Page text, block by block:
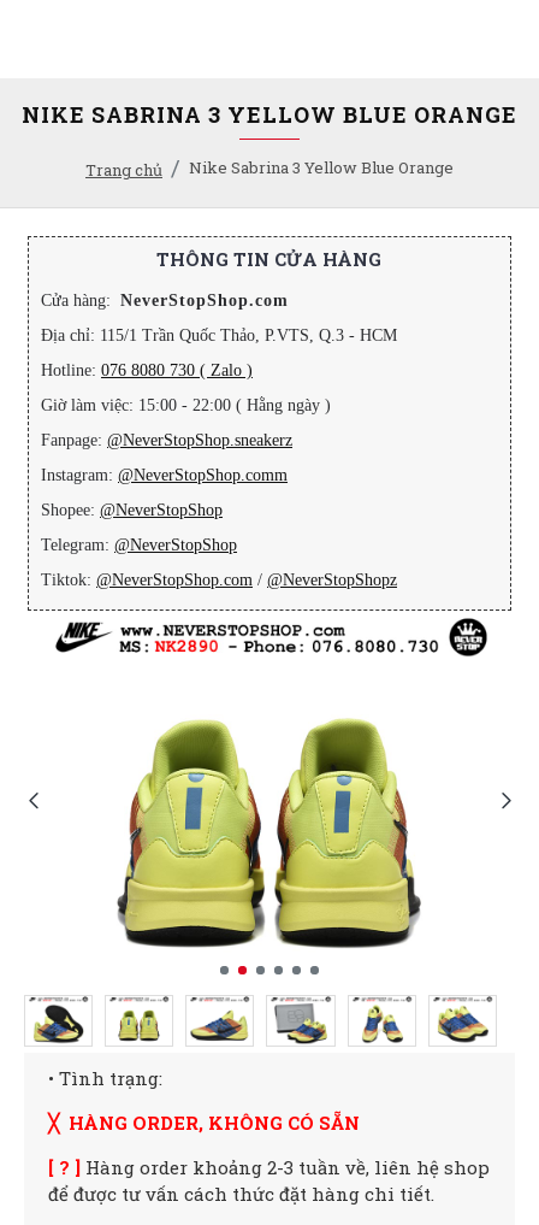
Trang chủ Nike Sabrina 3 Yellow Blue Orange
NIKE SABRINA 3 YELLOW BLUE ORANGE
THÔNG TIN CỬA HÀNG
Cửa hàng: NeverStopShop.com
Địa chỉ: 115/1 Trần Quốc Thảo, P.VTS, Q.3 - HCM
Hotline: 076 8080 730 ( Zalo )
Giờ làm việc: 15:00 - 22:00 ( Hằng ngày )
Fanpage: @NeverStopShop.sneakerz
Instagram: @NeverStopShop.comm
Shopee: @NeverStopShop
Telegram: @NeverStopShop
Tiktok: @NeverStopShop.com / @NeverStopShopz
• Tình trạng:
╳ HÀNG ORDER, KHÔNG CÓ SẴN
[ ? ] Hàng order khoảng 2-3 tuần về, liên hệ shop
để được tư vấn cách thức đặt hàng chi tiết.